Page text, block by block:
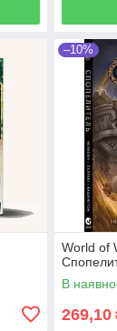
–10%
World of
В
269,10